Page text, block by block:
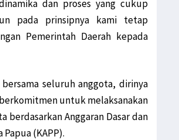
dan proses yang cukup
pada prinsipnya kami tetap
Pemerintah Daerah kepada
seluruh anggota, dirinya
untuk melaksanakan
berdasarkan Anggaran Dasar dan
Papua (KAPP).